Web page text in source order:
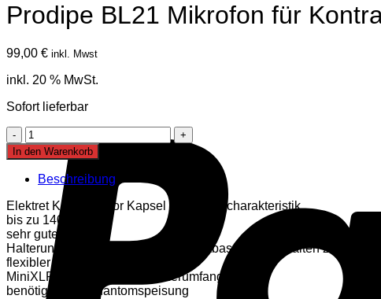
Prodipe BL21 Mikrofon für
99,00 € inkl. Mwst
inkl. 20 % MwSt.
Sofort lieferbar
Prodipe
BL21
Mikrofon
für
Kontrabass
Menge
In den Warenkorb
Beschreibung
Elektret Kondensator Kapsel mit Nierencharakteristik
bis zu 140dB SPL
sehr guter Klang
Halterung für die Montage am Kontrabass an den Saiten zwischen
flexibler Schwanenhals
MiniXLR-XLR Adapter im Lieferumfang
benötigt +48V Phantomspeisung